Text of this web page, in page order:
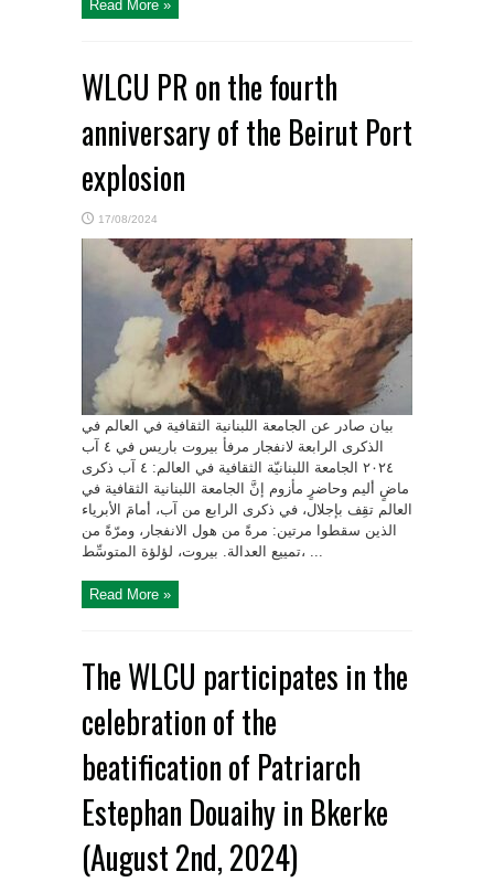
Read More »
WLCU PR on the fourth
anniversary of the Beirut Port
explosion
17/08/2024
بيان صادر عن الجامعة اللبنانية الثقافية في العالم في
الذكرى الرابعة لانفجار مرفأ بيروت باريس في ٤ آب
٢٠٢٤ الجامعة اللبنانيّة الثقافية في العالم: ٤ آب ذكرى
ماضٍ أليم وحاضرٍ مأزوم إنَّ الجامعة اللبنانية الثقافية في
العالم تقِف بإجلال، في ذكرى الرابع من آب، أمامَ الأبرياء
الذين سقطوا مرتين: مرةً من هول الانفجار، ومرّةً من
تمييع العدالة. بيروت، لؤلؤة المتوسِّط، ...
Read More »
The WLCU participates in the
celebration of the
beatification of Patriarch
Estephan Douaihy in Bkerke
(August 2nd, 2024)